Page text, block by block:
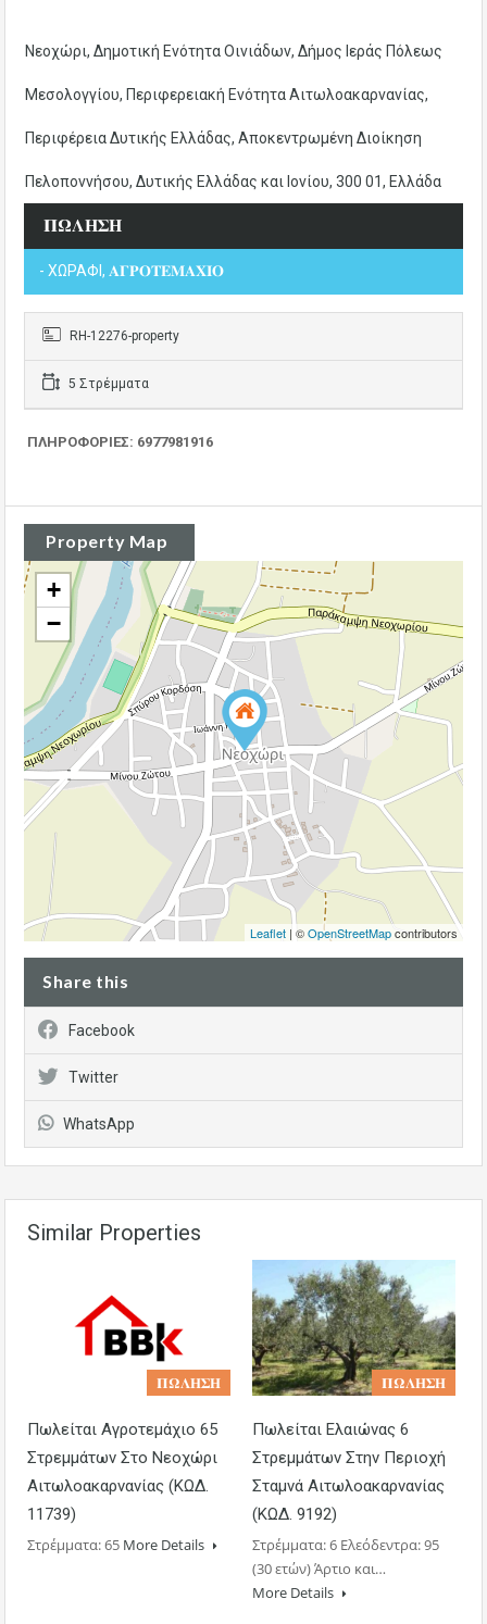
Νεοχώρι, Δημοτική Ενότητα Οινιάδων, Δήμος Ιεράς Πόλεως
Μεσολογγίου, Περιφερειακή Ενότητα Αιτωλοακαρνανίας,
Περιφέρεια Δυτικής Ελλάδας, Αποκεντρωμένη Διοίκηση
Πελοποννήσου, Δυτικής Ελλάδας και Ιονίου, 300 01, Ελλάδα
𝚷𝛀𝚲𝚮𝚺𝚮
- ΧΩΡΑΦΙ, 𝚨𝚪𝚸𝚶𝚻𝚬𝚳𝚨𝚾𝚰𝚶
RH-12276-property
5 Στρέμματα
ΠΛΗΡΟΦΟΡΙΕΣ: 6977981916
Property Map
+
−
Leaflet | ©OpenStreetMapcontributors
Share this
Facebook
Twitter
WhatsApp
Similar Properties
𝚷𝛀𝚲𝚮𝚺𝚮
Πωλείται Αγροτεμάχιο 65
Στρεμμάτων Στο Νεοχώρι
Αιτωλοακαρνανίας (ΚΩΔ.
11739)
Στρέμματα: 65 More Details
𝚷𝛀𝚲𝚮𝚺𝚮
Πωλείται Ελαιώνας 6
Στρεμμάτων Στην Περιοχή
Σταμνά Αιτωλοακαρνανίας
(ΚΩΔ. 9192)
Στρέμματα: 6 Ελεόδεντρα: 95
(30 ετών) Άρτιο και…
More Details